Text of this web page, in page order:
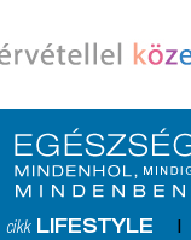
cikk LIFESTYLE |